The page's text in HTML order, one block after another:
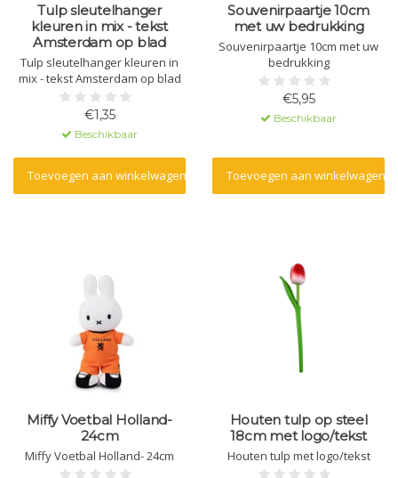
Tulp sleutelhanger
kleuren in mix - tekst
Amsterdam op blad
Tulp sleutelhanger kleuren in
mix - tekst Amsterdam op blad
€1,35
Beschikbaar
Toevoegen aan winkelwagen
Souvenirpaartje 10cm
met uw bedrukking
Souvenirpaartje 10cm met uw
bedrukking
€5,95
Beschikbaar
Toevoegen aan winkelwagen
Miffy Voetbal Holland-
24cm
Miffy Voetbal Holland- 24cm
Houten tulp op steel
18cm met logo/tekst
Houten tulp met logo/tekst